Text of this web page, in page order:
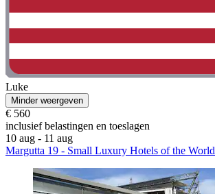
Luke
Minder weergeven
€ 560
inclusief belastingen en toeslagen
10 aug - 11 aug
Margutta 19 - Small Luxury Hotels of the World